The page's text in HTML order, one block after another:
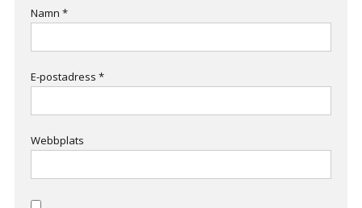
Namn *
E-postadress *
Webbplats